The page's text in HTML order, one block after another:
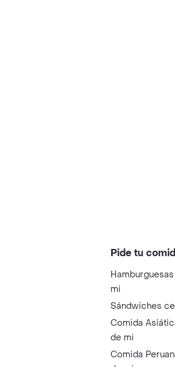
Pide tu
mi
Sándwiches
Comida
de mi
Comida